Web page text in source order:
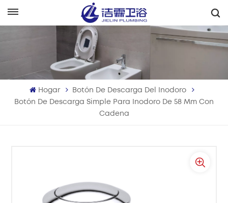
Français
Deutsch
Português
Hogar
Botón De Descarga Del Inodoro
Botón De Descarga Simple Para Inodoro De 58 Mm Con
Cadena